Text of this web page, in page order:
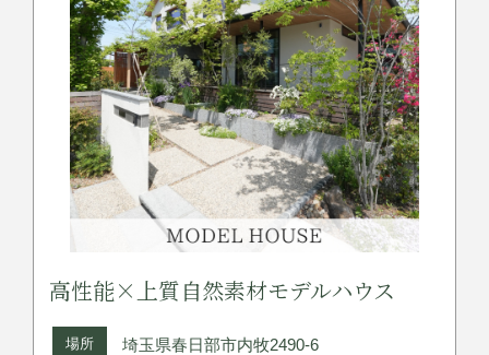
高性能×上質自然素材モデルハウス
場所 埼玉県春日部市内牧2490-6